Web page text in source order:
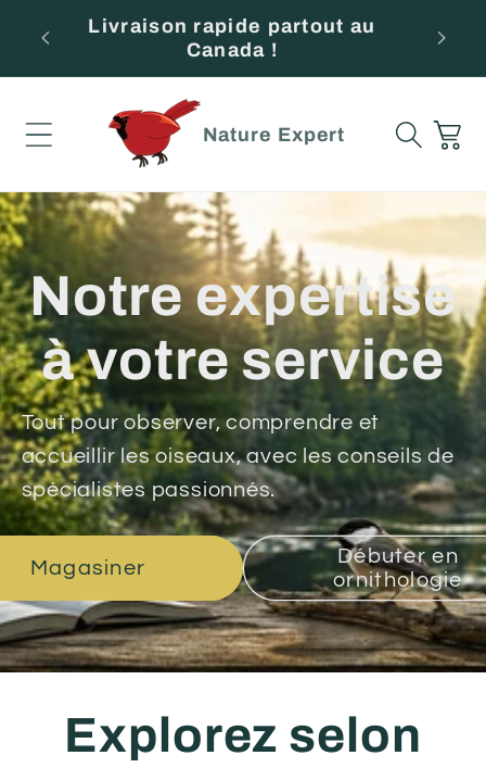
passer
contenu
Livraison rapide partout au
Canada !
Nature Expert Panier
Notre expertise
à votre service
Tout pour observer, comprendre et
accueillir les oiseaux, avec les conseils de
spécialistes passionnés.
Magasiner
Débuter en
ornithologie
Explorez selon